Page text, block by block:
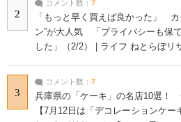
2
コメント数： 7
「もっと早く買えば良かった」
ン”が大人気 「プライバシーも保
した」（2/2） | ライフ ねとらぼリ
3
コメント数： 7
兵庫県の「ケーキ」の名店10選！
【7月12日は「デコレーションケ